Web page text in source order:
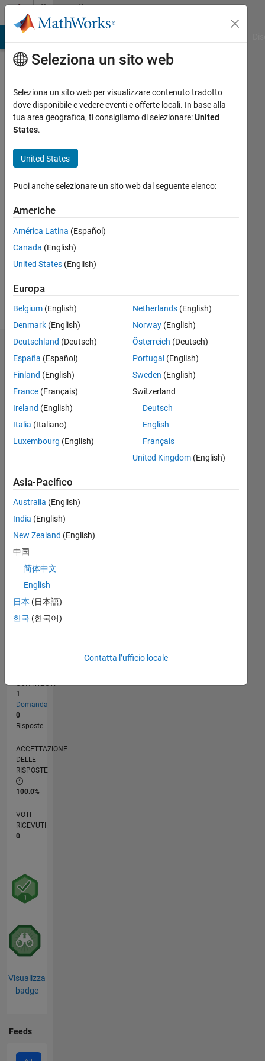
Vai al contenutoCommunity
Profile
Frans
seen:
10 mesi
Attivo
Followers:
Following:
Follow
Statistica
M…
CONTRIBUTI L
-2
-1
1
2
3
L
09/25
11/25
01/26
03/26
05/26
07/26
44.064
of
CONTRIBUTI
1
Domanda
0
Risposte
ACCETTAZIONE
DELLE
RISPOSTE
100.0%
VOTI
RICEVUTI
0
Visualizza
badge
Feeds
Seleziona un sito web
Seleziona un sito web per visualizzare contenuto tradotto
dove disponibile e vedere eventi e offerte locali. In base alla
tua area geografica, ti consigliamo di selezionare:United
States.
United States
Puoi anche selezionare un sito web dal seguente elenco:
Americhe
América Latina (Español)
Canada (English)
United States (English)
Europa
Belgium (English)
Denmark (English)
Deutschland (Deutsch)
España (Español)
Finland (English)
France (Français)
Ireland (English)
Italia (Italiano)
Luxembourg (English)
Netherlands(English)
Norway(English)
Österreich (Deutsch)
Portugal (English)
Sweden (English)
Switzerland
Deutsch
English
Français
United Kingdom(English)
Asia-Pacifico
Australia (English)
India (English)
New Zealand (English)
中国
简体中文
English
日本 (日本語)
한국 (한국어)
Contatta l’ufficio locale